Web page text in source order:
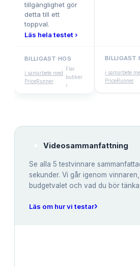
tillgänglighet gör
detta till ett
toppval.
Läs hela testet ›
BILLIGAST HOS
i samarbete med
PriceRunner
Fler
butiker
›
BILLIGAST
i samarbete
PriceRunner
Videosammanfattning
Se alla 5 testvinnare
sekunder. Vi går igenom
budgetvalet och vad du bör tänka
Läs om hur vi testar›